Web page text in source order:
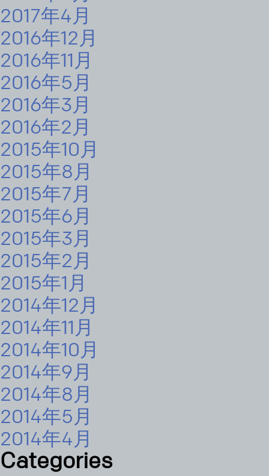
2017年4月
2016年12月
2016年11月
2016年5月
2016年3月
2016年2月
2015年10月
2015年8月
2015年7月
2015年6月
2015年3月
2015年2月
2015年1月
2014年12月
2014年11月
2014年10月
2014年9月
2014年8月
2014年5月
2014年4月
Categories